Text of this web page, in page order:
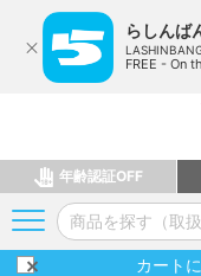
らしんば
FREE - On
年齢認証OFF
カートに